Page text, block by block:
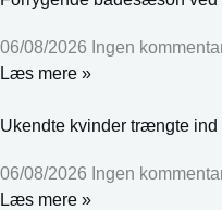
06/08/2026 Ingen
Læs mere »
Ukendte kvinder trængte
06/08/2026 Ingen
Læs mere »